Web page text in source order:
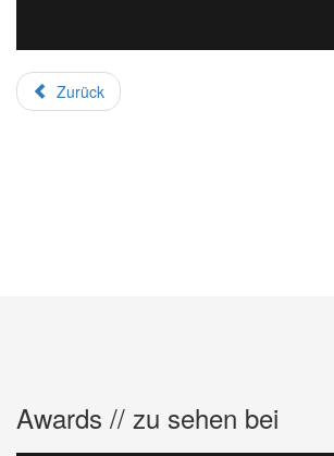
Zurück
Awards // zu sehen bei